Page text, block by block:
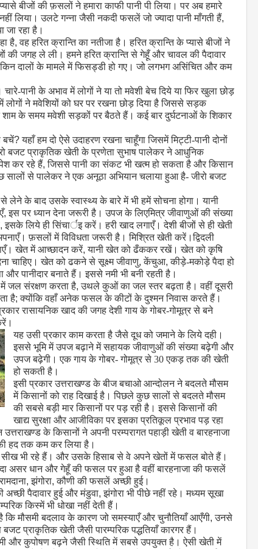
बीजों की फ़सलों ने हमारा काफी पानी पी लिया। पर अब हमारे
लिया। उलटे गन्ना जैसी नकदी फसलें जो ज्यादा पानी माँगती हैं,
जा रहा है।
है,वह हरित क्रान्ति का नतीजा है। हरित क्रान्ति के प्यासे बीजों ने
की जगह ले ली। हमने हरित क्रान्ति से गेहूँ और चावल की पैदावार
लेकिन दालों के मामले में फिसड्डी हो गए। जो लगभग असिंचित और कम
पानी के अभाव में लोगों ने या तो मवेशी बेच दिये या फिर खुला छोड़
ने मवेशियों को घर पर रखना छोड़ दिया है जिससे सड़क
शाम के समय मवेशी सड़कों पर बैठते हैं। कई बार दुर्घटनाओं के शिकार
बचें?यहाँ हम दो ऐसे उदाहरण रखना चाहूँगा जिसमें मिट्टी-पानी दोनों
बजट प्राकृतिक खेती के प्रणेता सुभाष पालेकर ने आधुनिक
कर रहे हैं,जिससे पानी का संकट भी खत्म हो सकता है और किसान
से पालेकर ने एक अनूठा अभियान चलाया हुआ है- जीरो बजट
लेने के बाद उसके स्वास्थ्य के बारे में भी हमें सोचना होगा। यानी
,इस पर ध्यान देना जरूरी है। उपज के लिएमित्र जीवाणुओं की संख्या
,इसके लिये ही सिंचार्इ करें। हरी खाद लगाएँ। देशी बीजों से ही खेती
फ़सलों में विविधता जरूरी है। मिश्रित खेती करें।द्विदली
खेत में आच्छादन करें,यानी खेत को ढँककर रखें। खेत को कृषि
चाहिए। खेत कोढकने से सूक्ष्म जीवाणु,केंचुआ,कीड़े-मकोड़े पैदा हो
और पानीदार बनाते हैं। इससे नमी भी बनी रहती है।
जल संरक्षण करता है,उथले कुओं का जल स्तर बढ़ता है। वहीं दूसरी
है; क्योंकि वहाँ अनेक फसल के कीटों के दुश्मन निवास करते हैं।
रासायनिक खाद की जगह देशी गाय के गोबर-गोमूत्र से बने
यह उसी प्रकार काम करता है जैसे दूध को जमाने के लिये दही।
इससे भूमि में उपज बढ़ाने में सहायक जीवाणुओं की संख्या बढ़ेगी और
उपज बढ़ेगी। एक गाय के गोबर- गोमूत्र से 30 एकड़ तक की खेती
हो सकती है।
इसी प्रकार उत्तराखण्ड के बीज बचाओ आन्दोलन ने बदलते मौसम
में किसानों को राह दिखाई है। पिछले कुछ सालों से बदलते मौसम
की सबसे बड़ी मार किसानों पर पड़ रही है। इससे किसानों की
खाद्य सुरक्षा और आजीविका पर इसका प्रतिकूल प्रभाव पड़ रहा
के किसानों ने अपनी परम्परागत पहाड़ी खेती व बारहनाजा
हद तक कम कर लिया है।
सीख भी रहे हैं। और उसके हिसाब से वे अपने खेतों में फसल बोते हैं।
असर धान और गेहूँ की फसल पर हुआ है वहीं बारहनाजा की फसलें
,झंगोरा,कौणी की फसलें अच्छी हुई।
अच्छी पैदावार हुई और मंडुवा,झंगोरा भी पीछे नहीं रहे। मध्यम सूखा
किस्में भी धोखा नहीं देती हैं।
मौसमी बदलाव के कारण जो समस्याएँ और चुनौतियाँ आएँगी,उनसे
प्राकृतिक खेती जैसी पारम्परिक पद्धतियाँ कारगर हैं।
और कुपोषण बढ़ने जैसी स्थिति में सबसे उपयुक्त है। ऐसी खेती में